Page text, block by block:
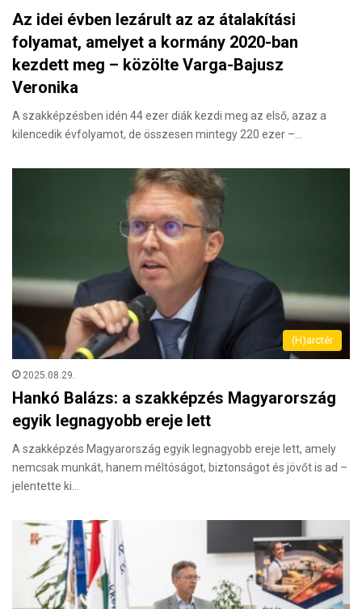
Az idei évben lezárult az az átalakítási
folyamat, amelyet a kormány 2020-ban
kezdett meg – közölte Varga-Bajusz
Veronika
A szakképzésben idén 44 ezer diák kezdi meg az első, azaz a
kilencedik évfolyamot, de összesen mintegy 220 ezer –…
(H)arctér
2025.08.29.
Hankó Balázs: a szakképzés Magyarország
egyik legnagyobb ereje lett
A szakképzés Magyarország egyik legnagyobb ereje lett, amely
nemcsak munkát, hanem méltóságot, biztonságot és jövőt is ad –
jelentette ki…